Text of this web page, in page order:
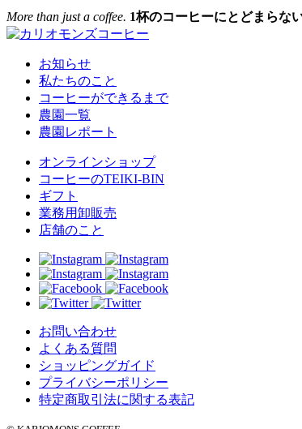
More than just a coffee. 1杯のコーヒーにとどまらな
お知らせ
私たちのこと
コーヒーができるまで
農園一覧
農園レポート
オンラインショップ
コーヒーのTEIKI-BIN
ギフト
業務用卸販売
店舗のこと
お問い合わせ
よくある質問
ショッピングガイド
プライバシーポリシー
特定商取引法に関する表記